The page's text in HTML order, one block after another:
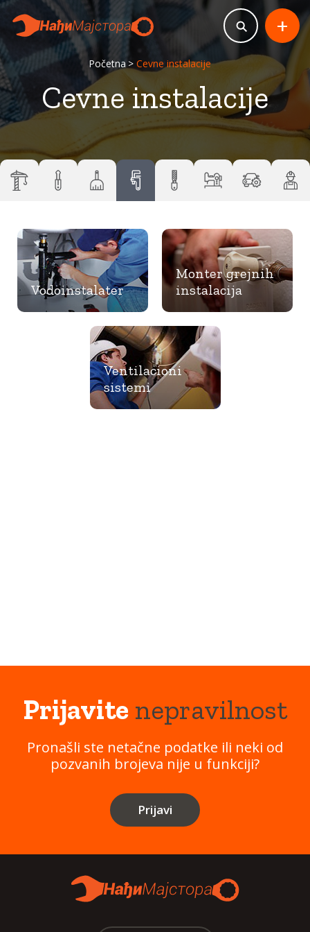
Početna Cevne instalacije
Cevne instalacije
+
Vodoinstalater
Monter grejnih
instalacija
Ventilacioni
sistemi
Prijavitenepravilnost
Pronašli ste netačne podatke ili neki od
pozvanih brojeva nije u funkciji?
Prijavi